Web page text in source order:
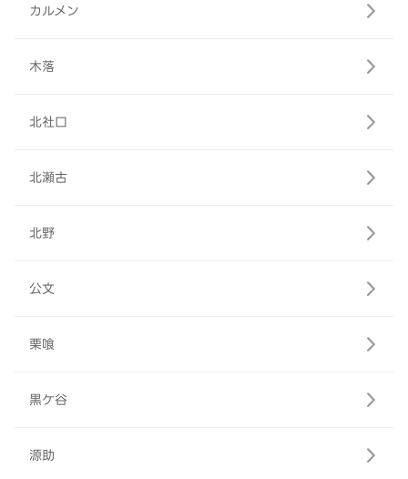
カルメン
木落
北社口
北瀬古
北野
公文
栗喰
黒ケ谷
源助